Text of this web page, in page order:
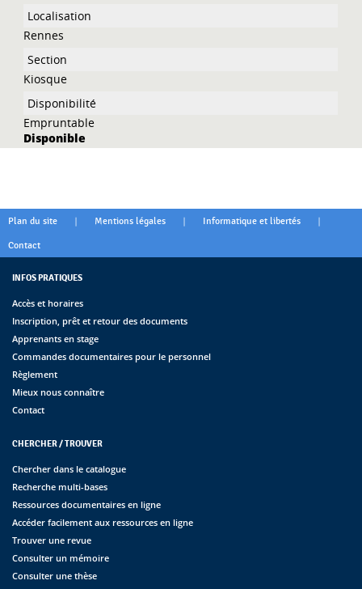
Rennes
Kiosque
Empruntable
Disponible
Plan du site | Mentions légales | Informatique et libertés |
Contact
INFOS PRATIQUES
Accès et horaires
Inscription, prêt et retour des documents
Apprenants en stage
Commandes documentaires pour le personnel
Règlement
Mieux nous connaître
Contact
CHERCHER / TROUVER
Chercher dans le catalogue
Recherche multi-bases
Ressources documentaires en ligne
Accéder facilement aux ressources en ligne
Trouver une revue
Consulter un mémoire
Consulter une thèse